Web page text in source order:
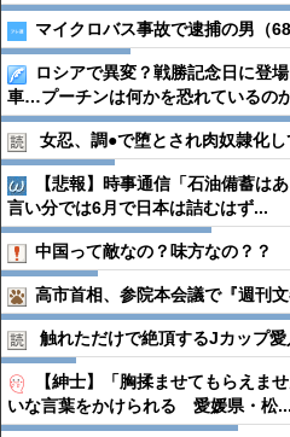
マイクロバス事故で逮捕の男（
ロシアで異変？戦勝記念日に登
車…プーチンは何かを恐れているの
女忍、調●︎で堕とされ肉奴隷化し
【悲報】時事通信「石油備蓄
言い分では6月で日本は詰むはず...
中国って敵なの？味方なの？？
高市首相、参院本会議で『週刊
触れただけで絶頂するJカップ
【紳士】「胸揉ませてもらえま
いな言葉をかけられる 愛媛県・松...